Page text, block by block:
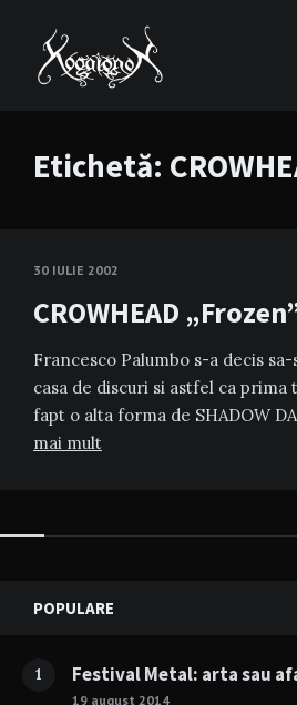
Etichetă:
30 IULIE 2002
CROWHEAD
Francesco Palumbo s-a decis
casa de discuri si astfel ca prima
fapt o alta forma de SHADOW
mai mult
Widgets
POPULARE
1 Festival Metal: arta sau
19 august 2014